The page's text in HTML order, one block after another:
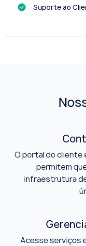
Suporte ao
O portal do cliente
permitem
infraestrutura
Acesse serviços